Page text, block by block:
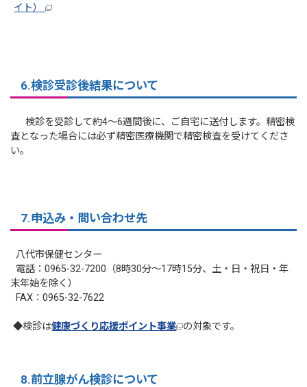
イト）
6.検診受診後結果について
検診を受診して約4～6週間後に、ご自宅に送付します。精密検
査となった場合には必ず精密医療機関で精密検査を受けてくださ
い。
7.申込み・問い合わせ先
八代市保健センター
電話：0965-32-7200（8時30分～17時15分、土・日・祝日・年
末年始を除く）
FAX：0965-32-7622
◆検診は健康づくり応援ポイント事業 の対象です。
8.前立腺がん検診について